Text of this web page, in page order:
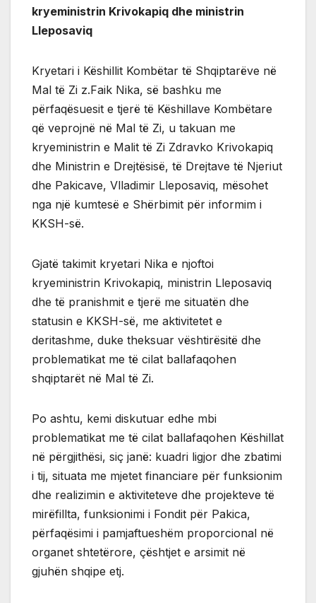
kryeministrin Krivokapiq dhe ministrin
Lleposaviq
Kryetari i Këshillit Kombëtar të Shqiptarëve në
Mal të Zi z.Faik Nika, së bashku me
përfaqësuesit e tjerë të Këshillave Kombëtare
që veprojnë në Mal të Zi, u takuan me
kryeministrin e Malit të Zi Zdravko Krivokapiq
dhe Ministrin e Drejtësisë, të Drejtave të Njeriut
dhe Pakicave, Vlladimir Lleposaviq, mësohet
nga një kumtesë e Shërbimit për informim i
KKSH-së.
Gjatë takimit kryetari Nika e njoftoi
kryeministrin Krivokapiq, ministrin Lleposaviq
dhe të pranishmit e tjerë me situatën dhe
statusin e KKSH-së, me aktivitetet e
deritashme, duke theksuar vështirësitë dhe
problematikat me të cilat ballafaqohen
shqiptarët në Mal të Zi.
Po ashtu, kemi diskutuar edhe mbi
problematikat me të cilat ballafaqohen Këshillat
në përgjithësi, siç janë: kuadri ligjor dhe zbatimi
i tij, situata me mjetet financiare për funksionim
dhe realizimin e aktiviteteve dhe projekteve të
mirëfillta, funksionimi i Fondit për Pakica,
përfaqësimi i pamjaftueshëm proporcional në
organet shtetërore, çështjet e arsimit në
gjuhën shqipe etj.